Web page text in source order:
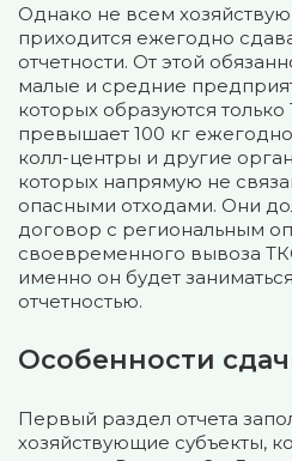
Однако не всем
приходится ежегодно
отчетности. От этой
малые и средние
которых образуются
превышает 100 кг
колл-центры и другие
которых напрямую не
опасными отходами. Они
договор с региональным
своевременного вывоза
именно он будет
отчетностью.
Особенности
Первый раздел отчета
хозяйствующие субъекты,